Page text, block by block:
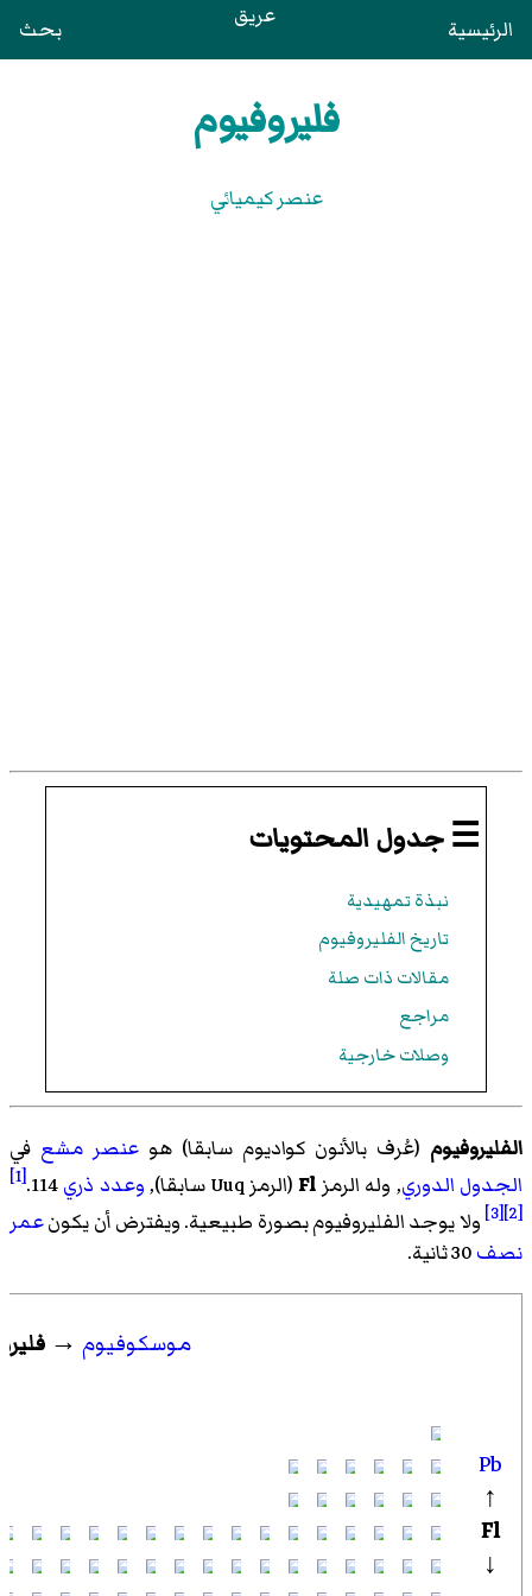
الرئيسية عريق بحث
فليروفيوم
عنصر كيميائي
☰ جدول المحتويات
نبذة تمهيدية
تاريخ الفليروفيوم
مقالات ذات صلة
مراجع
وصلات خارجية
الفليروفيوم (عُرف بالأنون كواديوم سابقا) هو عنصر مشع في
الجدول الدوري, وله الرمز Fl(الرمز Uuq سابقا), وعدد ذري
[1]
[2]
[3] ولا يوجد الفليروفيوم بصورة طبيعية. ويفترض أن يكونعمر
نصف
موسكوفيوم →
Pb
↑
Fl
↓